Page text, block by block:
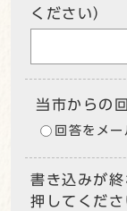
ください）
当市からの
回答をメー
書き込みが
押してくださ